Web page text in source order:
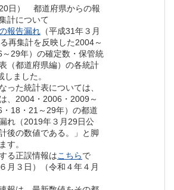
20日） 都道府県からの報
計について
報告漏れ （平成31年３月
再集計を反映した2004～
29年）の確定数・保管統
（都道府県編）の各統計
ました。
った統計表については、
、2004・2006・2009～
18・21～29年）の都道
れ（2019年３月29日公
後の数値である。」と脚
す。
る正誤情報はこちらで
月３日）（令和４年４月